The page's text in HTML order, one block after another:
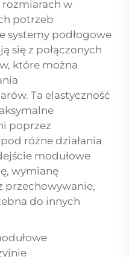
w
potrzeb
systemy podłogowe
się z połączonych
które można
Ta elastyczność
poprzez
różne działania
modułowe
wymianę
przechowywanie,
do innych